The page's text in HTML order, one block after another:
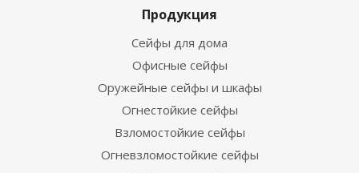
Продукция
Сейфы для дома
Офисные сейфы
Оружейные сейфы и шкафы
Огнестойкие сейфы
Взломостойкие сейфы
Огневзломостойкие сейфы